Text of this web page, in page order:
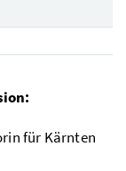
für Kärnten